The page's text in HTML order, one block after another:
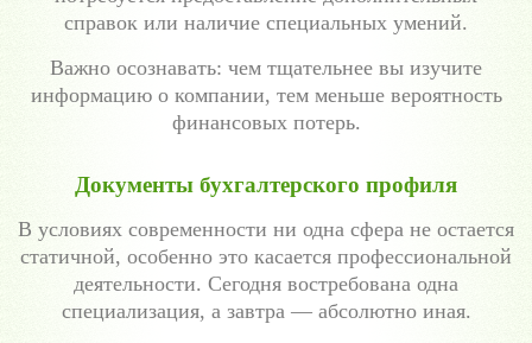
справок или наличие специальных умений.
Важно осознавать: чем тщательнее вы изучите
информацию о компании, тем меньше вероятность
финансовых потерь.
Документы бухгалтерского профиля
В условиях современности ни одна сфера не остается
статичной, особенно это касается профессиональной
деятельности. Сегодня востребована одна
специализация, а завтра — абсолютно иная.